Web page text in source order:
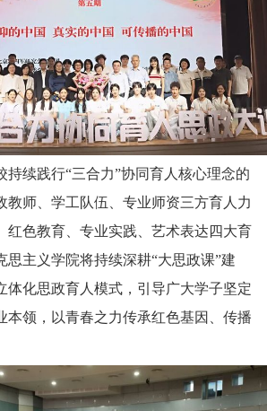
持续践行“三合力”协同育人核心理念的
教师、学工队伍、专业师资三方育人力
红色教育、专业实践、艺术表达四大育
思主义学院将持续深耕“大思政课”建
体化思政育人模式，引导广大学子坚定
本领，以青春之力传承红色基因、传播